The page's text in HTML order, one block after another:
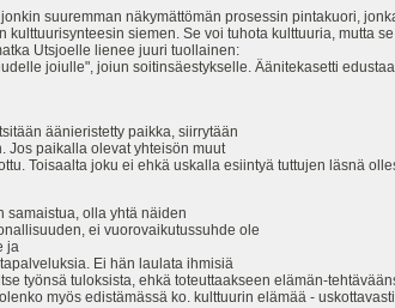
suuremman näkymättömän prosessin pintakuori,
siemen. Se voi tuhota kulttuuria, mutta
Utsjoelle lienee juuri tuollainen:
joiulle", joiun soitinsäestykselle. Äänitekasetti
äänieristetty paikka, siirrytään
Jos paikalla olevat yhteisön muut
Toisaalta joku ei ehkä uskalla esiintyä tuttujen läsnä
samaistua, olla yhtä näiden
ei vuorovaikutussuhde ole
ja
Ei hän laulata ihmisiä
työnsä tuloksista, ehkä toteuttaakseen elämän-
myös edistämässä ko. kulttuurin elämää -